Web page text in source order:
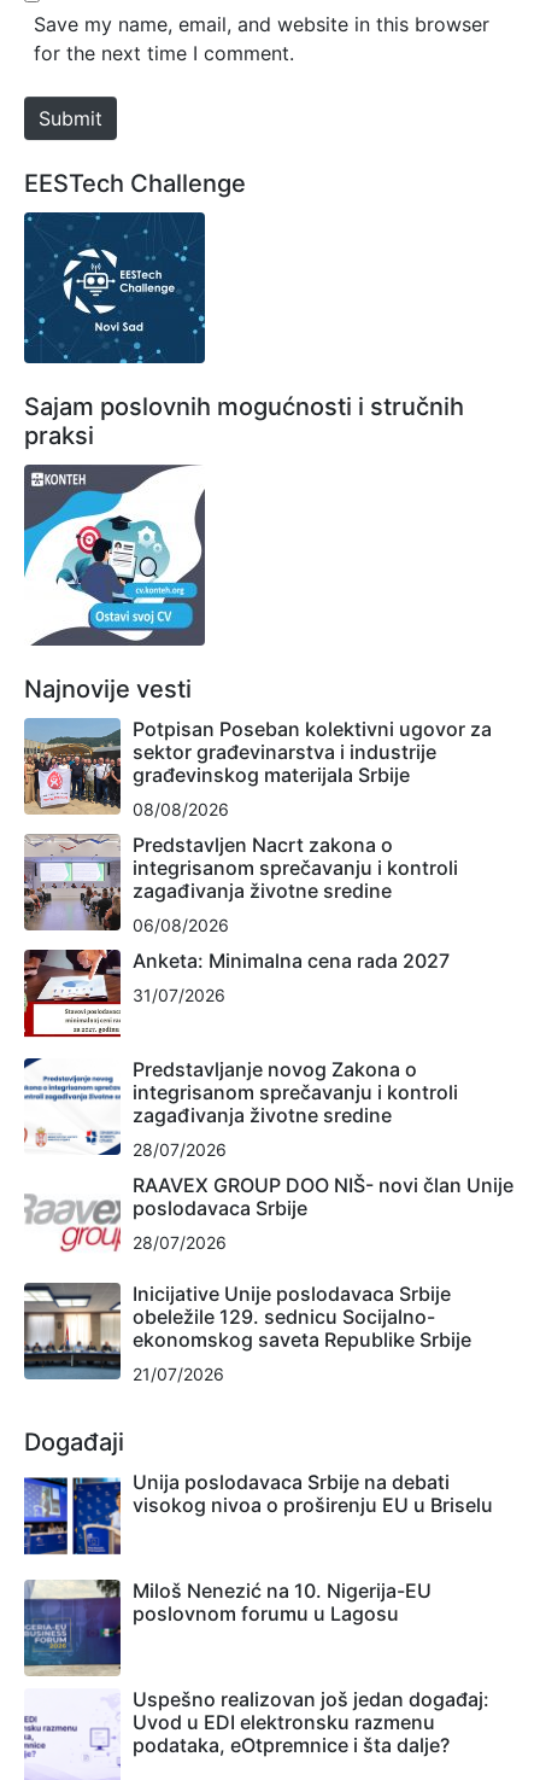
*
e
Save my name, email, and website in this browser
for the next time I comment.
Submit
EESTech Challenge
Sajam poslovnih mogućnosti i stručnih
praksi
Najnovije vesti
Potpisan Poseban kolektivni ugovor za
sektor građevinarstva i industrije
građevinskog materijala Srbije
08/08/2026
Predstavljen Nacrt zakona o
integrisanom sprečavanju i kontroli
zagađivanja životne sredine
06/08/2026
Anketa: Minimalna cena rada 2027
31/07/2026
Predstavljanje novog Zakona o
integrisanom sprečavanju i kontroli
zagađivanja životne sredine
28/07/2026
RAAVEX GROUP DOO NIŠ- novi član Unije
poslodavaca Srbije
28/07/2026
Inicijative Unije poslodavaca Srbije
obeležile 129. sednicu Socijalno-
ekonomskog saveta Republike Srbije
21/07/2026
Događaji
Unija poslodavaca Srbije na debati
visokog nivoa o proširenju EU u Briselu
Miloš Nenezić na 10. Nigerija-EU
poslovnom forumu u Lagosu
Uspešno realizovan još jedan događaj:
Uvod u EDI elektronsku razmenu
podataka, eOtpremnice i šta dalje?